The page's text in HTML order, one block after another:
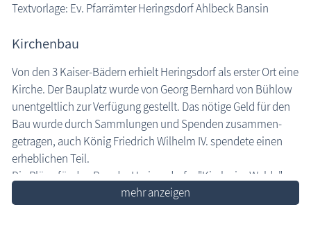
den Strand erleben
die Natur erleben
Geschichten, Märchen & Sagen
Kranich Grus grus
Maritimes
Sehenswertes
MEGA-Suche Sehenswürdigkeiten
Textvorlage: Ev. Pfarrämter Heringsdorf Ahlbeck Bansin
Kirchenbau
Von den 3 Kaiser-Bädern erhielt Heringsdorf als erster Ort eine
Kirche. Der Bauplatz wurde von Georg Bernhard von Bühlow
unentgeltlich zur Verfügung gestellt. Das nötige Geld für den
Bau wurde durch Sammlungen und Spenden zusammen-
getragen, auch König Friedrich Wilhelm IV. spendete einen
erheblichen Teil.
Die Pläne für den Bau der Heringsdorfer "Kirche im Walde"
lieferte der Königliche Hofbaurate Ludwig Persius, ein